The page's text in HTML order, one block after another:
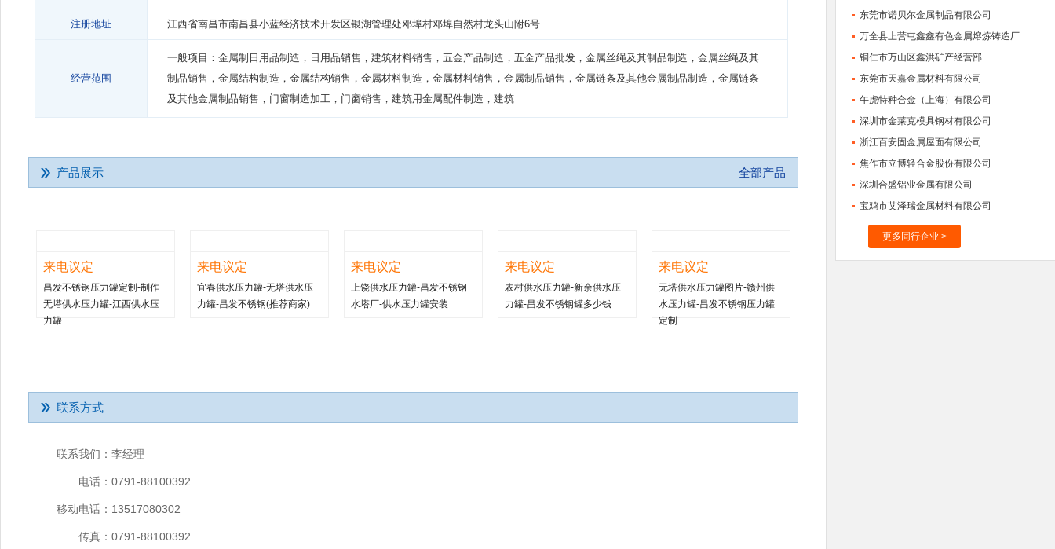
注册地址 江西省南昌市南昌县小蓝经济技术开发区银湖管理处邓埠村邓埠自然村龙头山附6号
经营范围
一般项目：金属制日用品制造，日用品销售，建筑材料销售，五金产品制造，五金产品批发，金属丝绳及其制品制造，金属丝绳及其
制品销售，金属结构制造，金属结构销售，金属材料制造，金属材料销售，金属制品销售，金属链条及其他金属制品制造，金属链条
及其他金属制品销售，门窗制造加工，门窗销售，建筑用金属配件制造，建筑
产品展示 全部产品
来电议定
昌发不锈钢压力罐定制-制作
无塔供水压力罐-江西供水压
力罐
来电议定
宜春供水压力罐-无塔供水压
力罐-昌发不锈钢(推荐商家)
来电议定
上饶供水压力罐-昌发不锈钢
水塔厂-供水压力罐安装
来电议定
农村供水压力罐-新余供水压
力罐-昌发不锈钢罐多少钱
来电议定
无塔供水压力罐图片-赣州供
水压力罐-昌发不锈钢压力罐
定制
联系方式
联系我们： 李经理
电话： 0791-88100392
移动电话： 13517080302
传真： 0791-88100392
东莞市诺贝尔金属制品有限公司
万全县上营屯鑫鑫有色金属熔炼铸造厂
铜仁市万山区鑫洪矿产经营部
东莞市天嘉金属材料有限公司
午虎特种合金（上海）有限公司
深圳市金莱克模具钢材有限公司
浙江百安固金属屋面有限公司
焦作市立博轻合金股份有限公司
深圳合盛铝业金属有限公司
宝鸡市艾泽瑞金属材料有限公司
更多同行企业 >